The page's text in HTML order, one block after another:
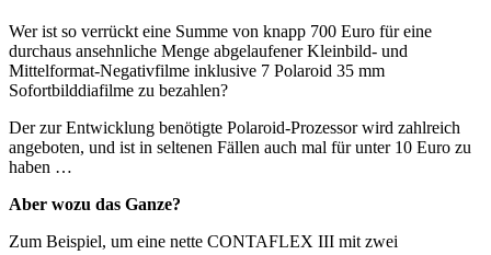
Wer ist so verrückt eine Summe von knapp 700 Euro für eine
durchaus ansehnliche Menge abgelaufener Kleinbild- und
Mittelformat-Negativfilme inklusive 7 Polaroid 35 mm
Sofortbilddiafilme zu bezahlen?
Der zur Entwicklung benötigte Polaroid-Prozessor wird zahlreich
angeboten, und ist in seltenen Fällen auch mal für unter 10 Euro zu
haben …
Aber wozu das Ganze?
Zum Beispiel, um eine nette CONTAFLEX III mit zwei